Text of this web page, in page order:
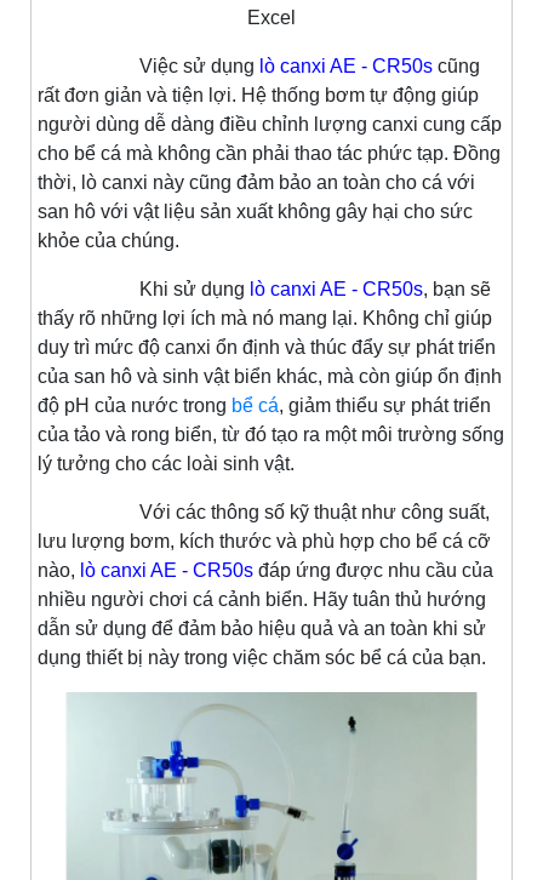
Excel
Việc sử dụng lò canxi AE - CR50s cũng
rất đơn giản và tiện lợi. Hệ thống bơm tự động giúp
người dùng dễ dàng điều chỉnh lượng canxi cung cấp
cho bể cá mà không cần phải thao tác phức tạp. Đồng
thời, lò canxi này cũng đảm bảo an toàn cho cá với
san hô với vật liệu sản xuất không gây hại cho sức
khỏe của chúng.
Khi sử dụng lò canxi AE - CR50s, bạn sẽ
thấy rõ những lợi ích mà nó mang lại. Không chỉ giúp
duy trì mức độ canxi ổn định và thúc đẩy sự phát triển
của san hô và sinh vật biển khác, mà còn giúp ổn định
độ pH của nước trong bể cá, giảm thiểu sự phát triển
của tảo và rong biển, từ đó tạo ra một môi trường sống
lý tưởng cho các loài sinh vật.
Với các thông số kỹ thuật như công suất,
lưu lượng bơm, kích thước và phù hợp cho bể cá cỡ
nào, lò canxi AE - CR50s đáp ứng được nhu cầu của
nhiều người chơi cá cảnh biển. Hãy tuân thủ hướng
dẫn sử dụng để đảm bảo hiệu quả và an toàn khi sử
dụng thiết bị này trong việc chăm sóc bể cá của bạn.